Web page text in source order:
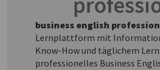
business english
Lernplattform mit
Know-How und täglichem
professionelles Business